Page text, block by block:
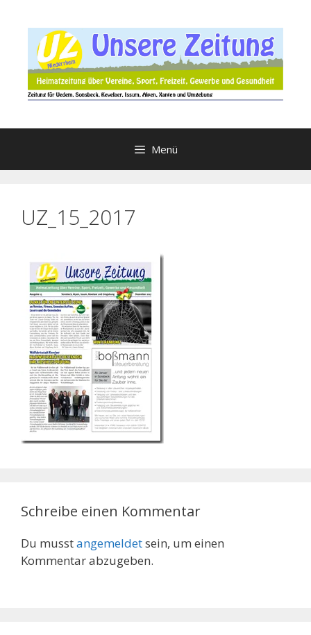
Inhalt
springen
Menü
UZ_15_2017
Schreibe einen Kommentar
Du musstangemeldetsein, um einen
Kommentar abzugeben.